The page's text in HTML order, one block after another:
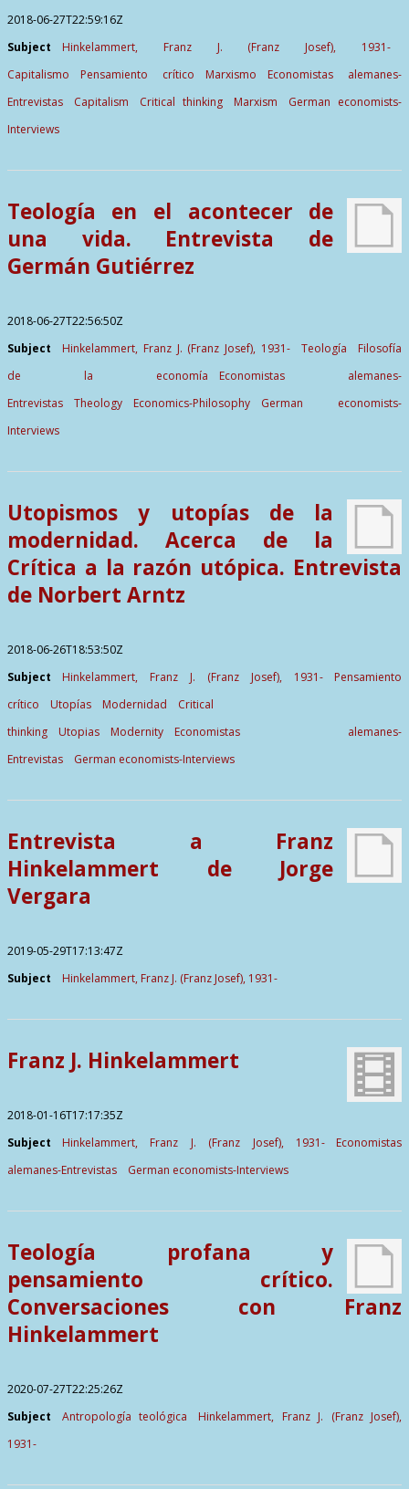
2018-06-27T22:59:16Z
Subject
Hinkelammert, Franz J. (Franz Josef), 1931-
Capitalismo
Pensamiento crítico Marxismo
Economistas alemanes-
Entrevistas
Capitalism Critical thinking Marxism
German economists-
Interviews
Teología en el acontecer de
una vida. Entrevista de
Germán Gutiérrez
2018-06-27T22:56:50Z
Subject
Hinkelammert, Franz J. (Franz Josef), 1931- Teología
Filosofía
de la economía
Economistas alemanes-
Entrevistas
Theology Economics-Philosophy
German economists-
Interviews
Utopismos y utopías de la
modernidad. Acerca de la
Crítica a la razón utópica. Entrevista
de Norbert Arntz
2018-06-26T18:53:50Z
Subject
Hinkelammert, Franz J. (Franz Josef), 1931-
Pensamiento
crítico
Utopías Modernidad
Critical
thinking
Utopias Modernity
Economistas alemanes-
Entrevistas
German economists-Interviews
Entrevista a Franz
Hinkelammert de Jorge
Vergara
2019-05-29T17:13:47Z
Subject
Hinkelammert, Franz J. (Franz Josef), 1931-
Franz J. Hinkelammert
2018-01-16T17:17:35Z
Subject
Hinkelammert, Franz J. (Franz Josef), 1931-
Economistas
alemanes-Entrevistas
German economists-Interviews
Teología profana y
pensamiento crítico.
Conversaciones con Franz
Hinkelammert
2020-07-27T22:25:26Z
Subject
Antropología teológica
Hinkelammert, Franz J. (Franz Josef),
1931-